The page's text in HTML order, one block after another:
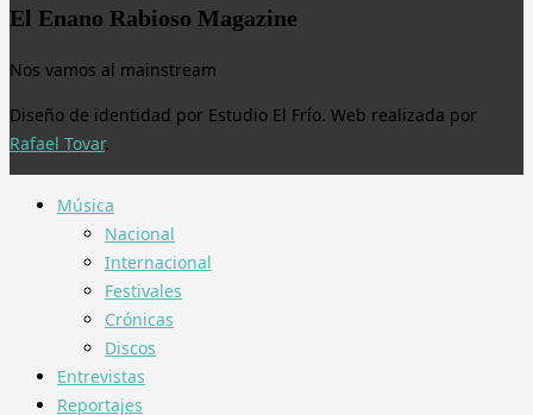
El Enano Rabioso Magazine
Nos vamos al mainstream
Diseño de identidad por Estudio El Frío. Web realizada por
Rafael Tovar.
Música
Nacional
Internacional
Festivales
Crónicas
Discos
Entrevistas
Reportajes